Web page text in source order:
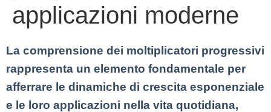
applicazioni moderne
La comprensione dei moltiplicatori progressivi
rappresenta un elemento fondamentale per
afferrare le dinamiche di crescita esponenziale
e le loro applicazioni nella vita quotidiana,